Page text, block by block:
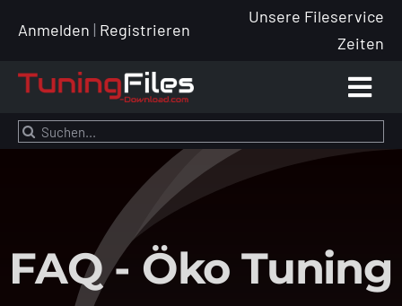
InhaltAnmelden | Registrieren
Unsere Fileservice
Zeiten
Suche
nach:
FAQ - Öko Tuning